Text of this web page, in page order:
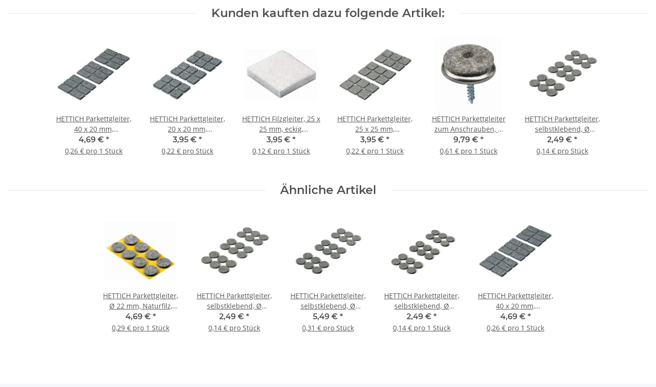
Kunden kauften dazu folgende Artikel:
HETTICH Parkettgleiter,
40 x 20 mm,
selbstklebend, 18 Stück
4,69 € *
0,26 € pro 1 Stück
HETTICH Parkettgleiter,
20 x 20 mm,
selbstklebend, 18 Stück
3,95 € *
0,22 € pro Stück
HETTICH Filzgleiter, 25 x
25 mm, eckig,
selbstklebend, 32 Stück
3,95 € *
0,12 € pro 1 Stück
HETTICH Parkettgleiter,
25 x 25 mm,
selbstklebend, 18 Stück
3,95 € *
0,22 € pro 1 Stück
HETTICH Parkettgleiter
zum Anschrauben, Ø
24mm, grau, 16 Stück
9,79 € *
0,61 € pro 1 Stück
HETTICH Parkettgleiter,
selbstklebend, Ø
28mm, 18 Stück
2,49 € *
0,14 € pro Stück
Ähnliche Artikel
HETTICH Parkettgleiter,
Ø 22 mm, Naturfilz,
rund, selbstklebend,16
Stück
4,69 € *
0,29 € pro 1 Stück
HETTICH Parkettgleiter,
selbstklebend, Ø
28mm, 18 Stück
2,49 € *
0,14 € pro Stück
HETTICH Parkettgleiter,
selbstklebend, Ø
25mm, 18 Stück
5,49 € *
0,31 € pro Stück
HETTICH Parkettgleiter,
selbstklebend, Ø
22mm, 18 Stück
2,49 € *
0,14 € pro 1 Stück
HETTICH Parkettgleiter,
40 x 20 mm,
selbstklebend, 18 Stück
4,69 € *
0,26 € pro 1 Stück